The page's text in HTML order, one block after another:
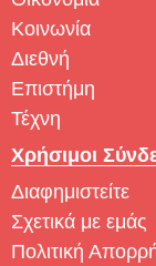
Κοινωνία
Διεθνή
Επιστήμη
Τέχνη
Χρήσιμοι
Διαφημιστείτε
Σχετικά με εμάς
Πολιτική